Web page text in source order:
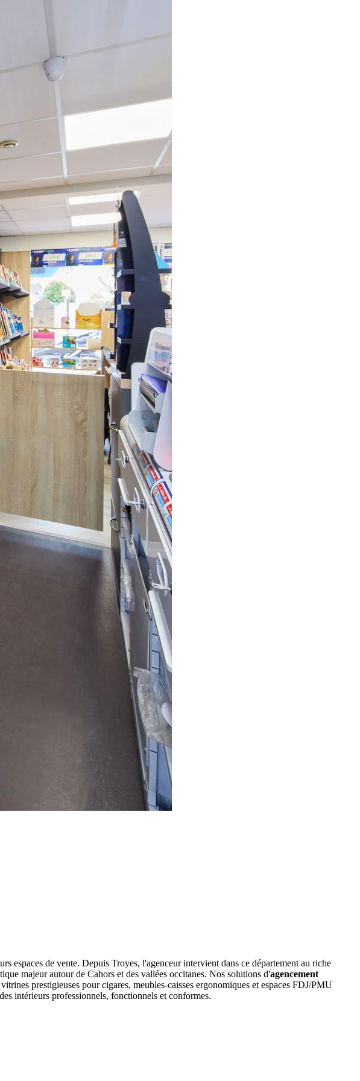
espaces de vente. Depuis Troyes, l'agenceur intervient dans ce département au riche
majeur autour de Cahors et des vallées occitanes. Nos solutions d'agencement
prestigieuses pour cigares, meubles-caisses ergonomiques et espaces FDJ/PMU
intérieurs professionnels, fonctionnels et conformes.